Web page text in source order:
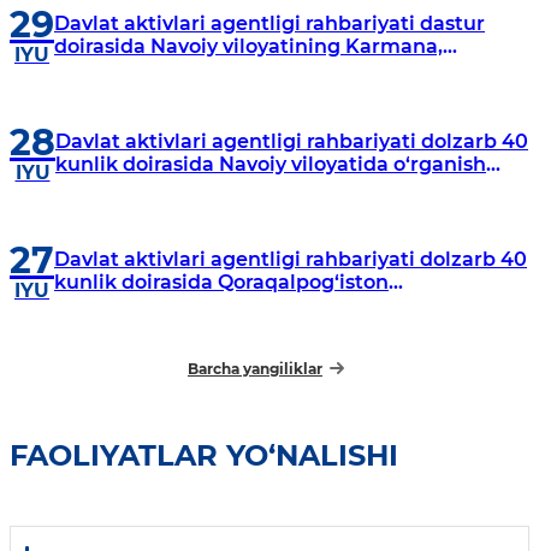
29
IYU
Davlat aktivlari agentligi rahbariyati dastur
doirasida Navoiy viloyatining Karmana,
28
IYU
Davlat aktivlari agentligi rahbariyati dolzarb 40
kunlik doirasida Navoiy viloyatida o‘rganish
27
IYU
Davlat aktivlari agentligi rahbariyati dolzarb 40
kunlik doirasida Qoraqalpog‘iston
Barcha yangiliklar
FAOLIYATLAR YO‘NALISHI